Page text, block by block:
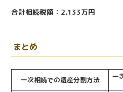
合計相続税額：2,133万円
まとめ
一次相続での遺産分割方法 一